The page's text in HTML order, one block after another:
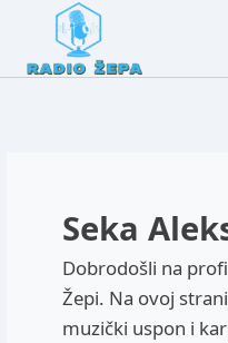
Seka
Dobrodošli na
Žepi. Na ovoj
muzički uspon i